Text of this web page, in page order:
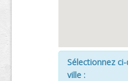
Sélectionnez
ville :